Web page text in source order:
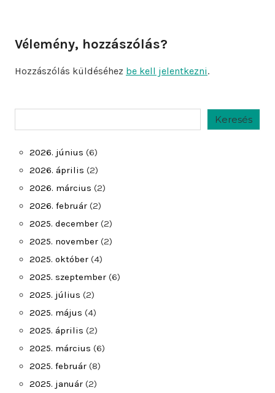
Vélemény, hozzászólás?
Hozzászólás küldéséhez be kell jelentkezni.
Keresés
2026. június (6)
2026. április (2)
2026. március (2)
2026. február (2)
2025. december (2)
2025. november (2)
2025. október (4)
2025. szeptember (6)
2025. július (2)
2025. május (4)
2025. április (2)
2025. március (6)
2025. február (8)
2025. január (2)